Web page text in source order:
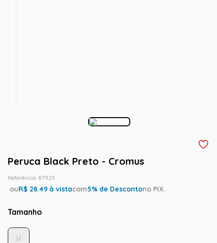
Peruca Black Preto - Cromus
Referência: 87925
ouR$ 28.49 à vistacom5% de Descontono PIX.
Tamanho
U